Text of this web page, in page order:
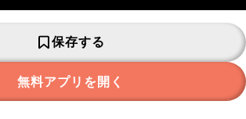
保存する
無料アプリを開く